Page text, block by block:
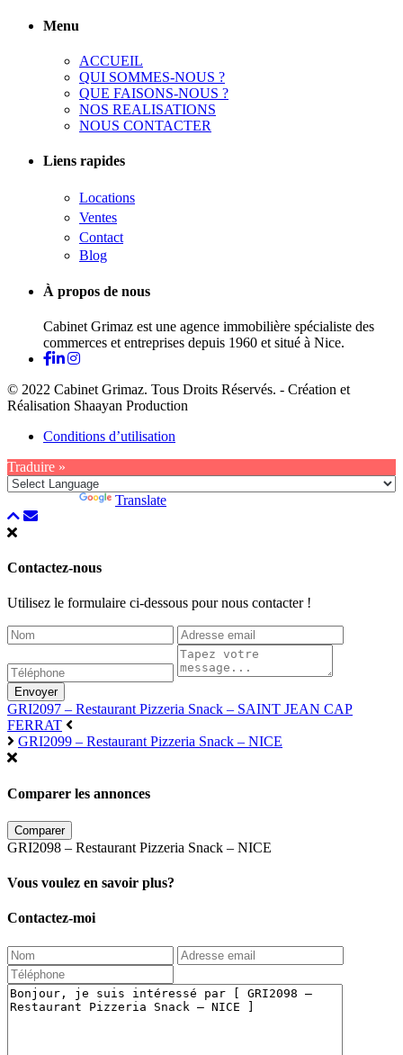
Menu
ACCUEIL
QUI SOMMES-NOUS ?
QUE FAISONS-NOUS ?
NOS REALISATIONS
NOUS CONTACTER
Liens rapides
Locations
Ventes
Contact
Blog
À propos de nous
Cabinet Grimaz est une agence immobilière spécialiste des
commerces et entreprises depuis 1960 et situé à Nice.
© 2022 Cabinet Grimaz. Tous Droits Réservés. - Création et
Réalisation Shaayan Production
Conditions d’utilisation
Traduire »
Translate
Contactez-nous
Utilisez le formulaire ci-dessous pour nous contacter !
Envoyer
GRI2097 – Restaurant Pizzeria Snack – SAINT JEAN CAP
FERRAT
GRI2099 – Restaurant Pizzeria Snack – NICE
Comparer les annonces
Comparer
GRI2098 – Restaurant Pizzeria Snack – NICE
Vous voulez en savoir plus?
Contactez-moi